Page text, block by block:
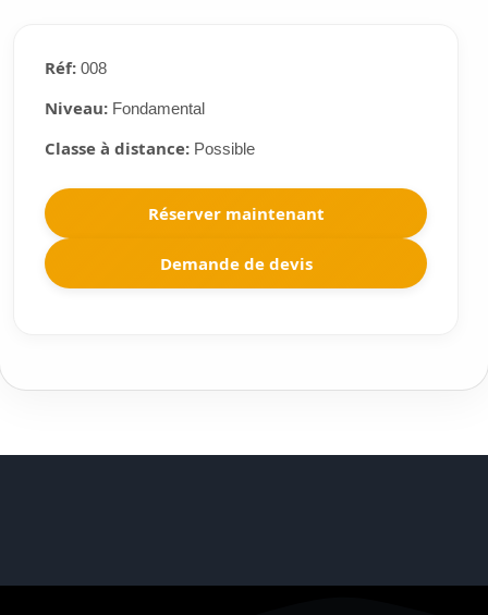
Réf:008
Niveau:Fondamental
Classe à distance:Possible
Réserver maintenant
Demande de devis